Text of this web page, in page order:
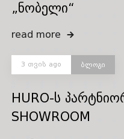
„ნობელი“
read more
3 თვის ago ბლოგი
HURO-ს
SHOWROOM